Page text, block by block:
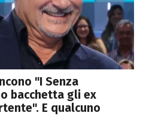
"I Senza
bacchetta gli ex
E qualcuno